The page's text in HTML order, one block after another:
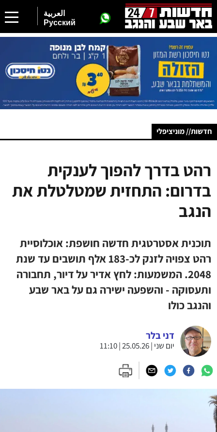
العربية
Русский
חדשות// מוניציפלי
רהט בדרך להפוך לענקית
בדרום: התחזית שמטלטלת את
הנגב
תוכנית אסטרטגית חדשה חושפת: אוכלוסיית
רהט צפויה לזנק לכ-183 אלף תושבים עד שנת
2048. המשמעות: לחץ אדיר על דיור, תחבורה
ותעסוקה - והשפעה ישירה גם על באר שבע
והנגב כולו
דני בלר
יום שני | 25.05.26 | 11:10